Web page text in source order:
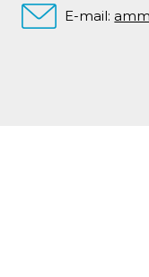
E-mail: